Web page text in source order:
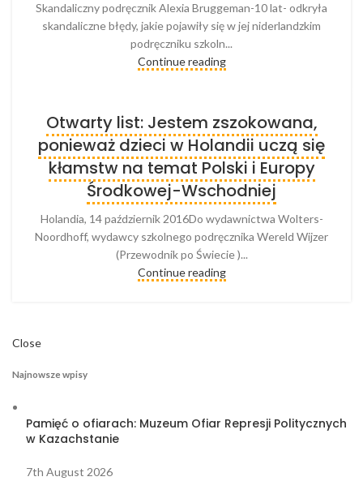
Skandaliczny podręcznik Alexia Bruggeman-10 lat- odkryła
skandaliczne błędy, jakie pojawiły się w jej niderlandzkim
podręczniku szkoln...
Continue reading
Otwarty list: Jestem zszokowana,
ponieważ dzieci w Holandii uczą się
kłamstw na temat Polski i Europy
Środkowej-Wschodniej
Holandia, 14 październik 2016Do wydawnictwa Wolters-
Noordhoff, wydawcy szkolnego podręcznika Wereld Wijzer
(Przewodnik po Świecie )...
Continue reading
Close
Najnowsze wpisy
Pamięć o ofiarach: Muzeum Ofiar Represji Politycznych
w Kazachstanie
7th August 2026